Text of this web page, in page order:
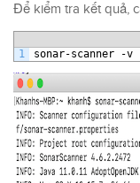
Để kiểm tra kết quả,
1
sonar-scanner -v